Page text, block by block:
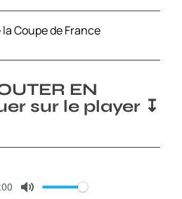
la Coupe de France
EN
sur le player ↧